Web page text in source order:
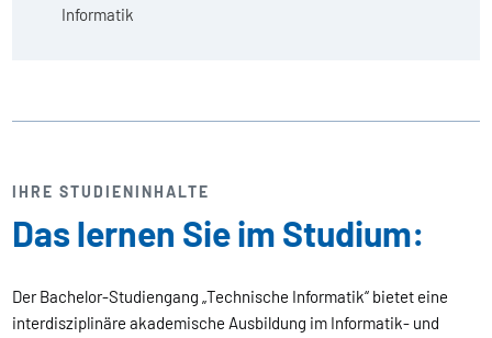
Informatik
IHRE STUDIENINHALTE
Das lernen Sie im Studium:
Der Bachelor-Studiengang „Technische Informatik“ bietet eine
interdisziplinäre akademische Ausbildung im Informatik- und